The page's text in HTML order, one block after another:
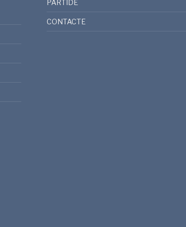
PARTIDE
CONTACTE